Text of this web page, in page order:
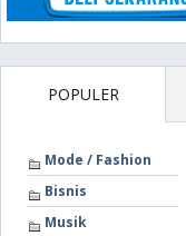
POPULER
Mode / Fashion
Bisnis
Musik